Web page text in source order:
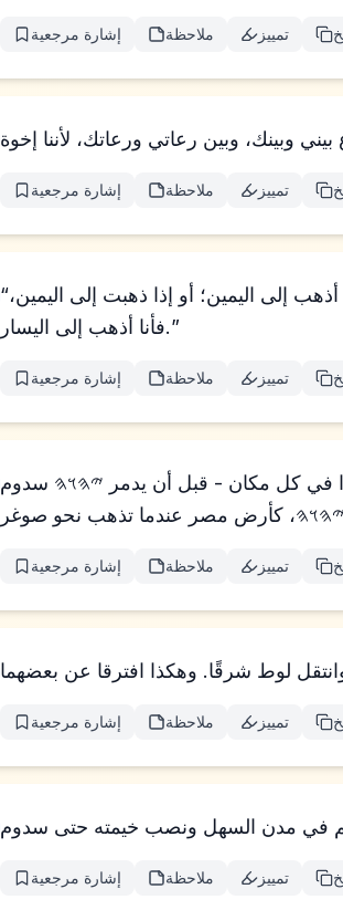
إشارة مرجعية ملاحظة تمييز
إشارة مرجعية ملاحظة تمييز
“أليست كل الأرض أمامك؟ افترق عني. إذا ذهبت إلى اليسار، فأنا أذهب إلى اليمين؛ أو إذا ذهبت إلى اليمين،
فأنا أذهب إلى اليسار.”
إشارة مرجعية ملاحظة تمييز
في كل مكان - قبل أن يدمر 𐤉𐤄𐤅𐤄 سدوم
إشارة مرجعية ملاحظة تمييز
إشارة مرجعية ملاحظة تمييز
إشارة مرجعية ملاحظة تمييز